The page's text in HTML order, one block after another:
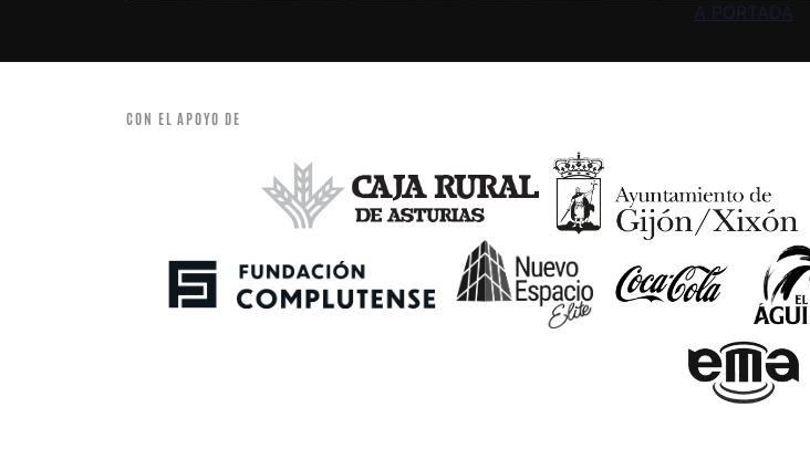
A PORTADA
CON EL APOYO DE